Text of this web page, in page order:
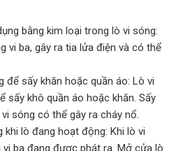
bằng kim loại trong lò vi sóng:
vi ba, gây ra tia lửa điện và có thể
để sấy khăn hoặc quần áo: Lò vi
sấy khô quần áo hoặc khăn. Sấy
sóng có thể gây ra cháy nổ.
khi lò đang hoạt động: Khi lò vi